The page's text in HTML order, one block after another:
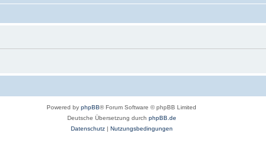
Powered by phpBB® Forum Software © phpBB Limited
Deutsche Übersetzung durch phpBB.de
Datenschutz| Nutzungsbedingungen